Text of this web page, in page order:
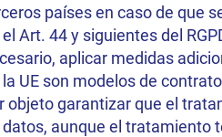
países en caso de que
Art. 44 y siguientes del
aplicar medidas
UE son modelos de
objeto garantizar que el
aunque el tratamiento